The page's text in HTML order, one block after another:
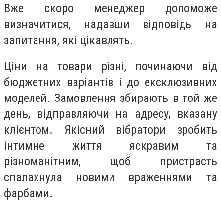
Вже скоро менеджер допоможе
визначитися, надавши відповідь на
запитання, які цікавлять.
Ціни на товари різні, починаючи від
бюджетних варіантів і до ексклюзивних
моделей. Замовлення збирають в той же
день, відправляючи на адресу, вказану
клієнтом. Якісний вібратори зробить
інтимне життя яскравим та
різноманітним, щоб пристрасть
спалахнула новими враженнями та
фарбами.